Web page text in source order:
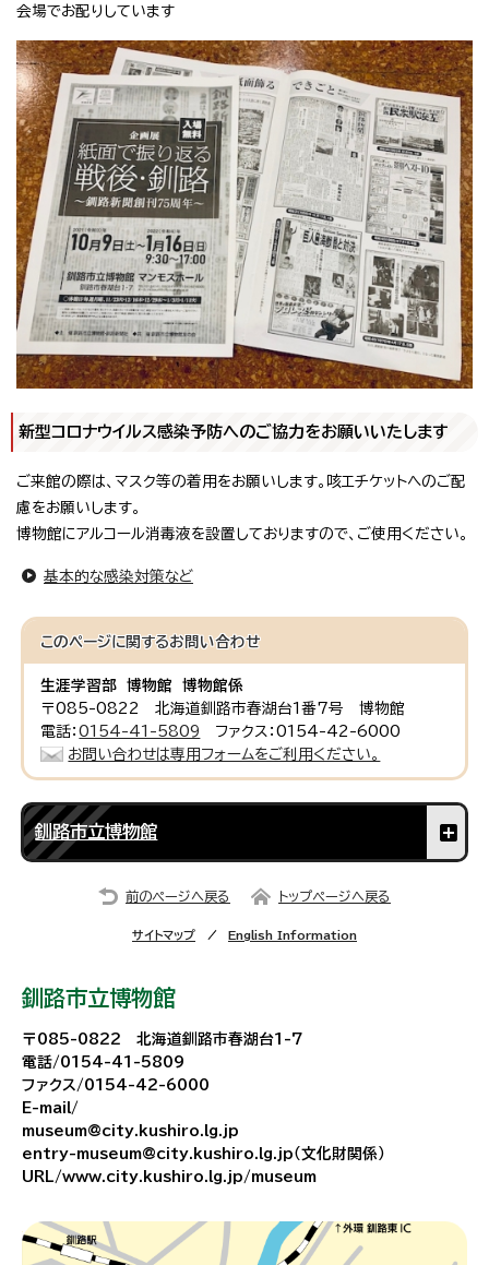
会場でお配りしています
新型コロナウイルス感染予防へのご協力をお願いいたします
ご来館の際は、マスク等の着用をお願いします。咳エチケットへのご配
慮をお願いします。
博物館にアルコール消毒液を設置しておりますので、ご使用ください。
基本的な感染対策など
このページに関するお問い合わせ
生涯学習部 博物館 博物館係
〒085-0822 北海道釧路市春湖台1番7号 博物館
電話：0154-41-5809
ファクス：0154-42-6000
お問い合わせは専用フォームをご利用ください。
釧路市立博物館
前のページへ戻る トップページへ戻る
サイトマップ English Information
釧路市立博物館
〒085-0822 北海道釧路市春湖台1-7
電話/0154-41-5809
ファクス/0154-42-6000
E-mail/
museum@city.kushiro.lg.jp
entry-museum@city.kushiro.lg.jp（文化財関係）
URL/www.city.kushiro.lg.jp/museum